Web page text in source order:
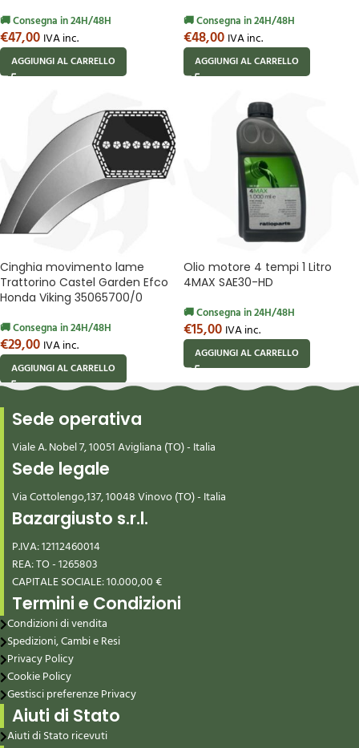
🚚 Consegna in 24H/48H
€47,00 IVA inc.
AGGIUNGI AL CARRELLO
🚚 Consegna in 24H/48H
€48,00 IVA inc.
AGGIUNGI AL CARRELLO
Cinghia movimento lame
Trattorino Castel Garden Efco
Honda Viking 35065700/0
🚚 Consegna in 24H/48H
€29,00 IVA inc.
AGGIUNGI AL CARRELLO
Olio motore 4 tempi 1 Litro
4MAX SAE30-HD
🚚 Consegna in 24H/48H
€15,00 IVA inc.
AGGIUNGI AL CARRELLO
Sede operativa
Viale A. Nobel 7, 10051 Avigliana (TO) - Italia
Sede legale
Via Cottolengo,137, 10048 Vinovo (TO) - Italia
Bazargiusto s.r.l.
P.IVA: 12112460014
REA: TO - 1265803
CAPITALE SOCIALE: 10.000,00 €
Termini e Condizioni
Condizioni di vendita
Spedizioni, Cambi e Resi
Privacy Policy
Cookie Policy
Gestisci preferenze Privacy
Aiuti di Stato
Aiuti di Stato ricevuti